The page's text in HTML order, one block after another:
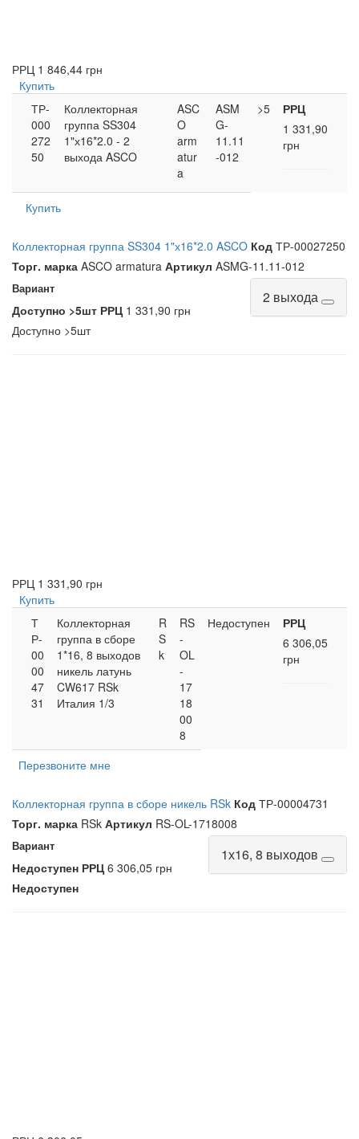
РРЦ 1 846,44 грн
Купить
ТР-
000
272
50
Коллекторная
группа SS304
1"х16*2.0 - 2
выхода ASCO
ASC
O
arm
atur
a
ASM
G-
11.11
-012
>5
РРЦ
1 331,90
грн
Купить
Коллекторная группа SS304 1"х16*2.0 ASCO Код ТР-00027250
Торг. марка ASCO armatura Артикул ASMG-11.11-012
Вариант 2 выхода
Доступно >5шт РРЦ1 331,90 грн
Доступно >5шт
РРЦ 1 331,90 грн
Купить
Т
Р-
00
00
47
31
Коллекторная
группа в сборе
1*16, 8 выходов
никель латунь
CW617 RSk
Италия 1/3
R
S
k
RS
-
OL
-
17
18
00
8
Недоступен
РРЦ
6 306,05
грн
Перезвоните мне
Коллекторная группа в сборе никель RSk Код ТР-00004731
Торг. марка RSk Артикул RS-OL-1718008
Вариант 1х16, 8 выходов
Недоступен РРЦ6 306,05 грн
Недоступен